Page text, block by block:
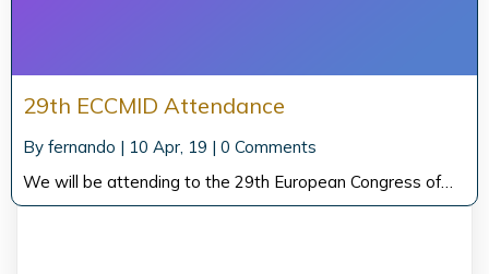
29th ECCMID Attendance
By fernando | 10 Apr, 19 | 0 Comments
We will be attending to the 29th European Congress of…